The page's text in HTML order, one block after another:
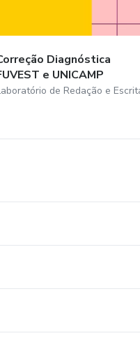
surdos) e tem
Diagnóstica
e UNICAMP
de Redação e